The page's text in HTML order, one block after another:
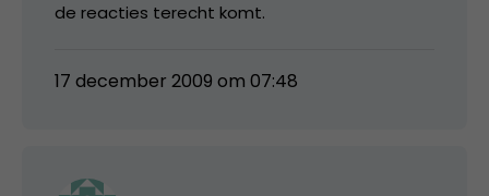
de reacties terecht komt.
17 december 2009 om 07:48